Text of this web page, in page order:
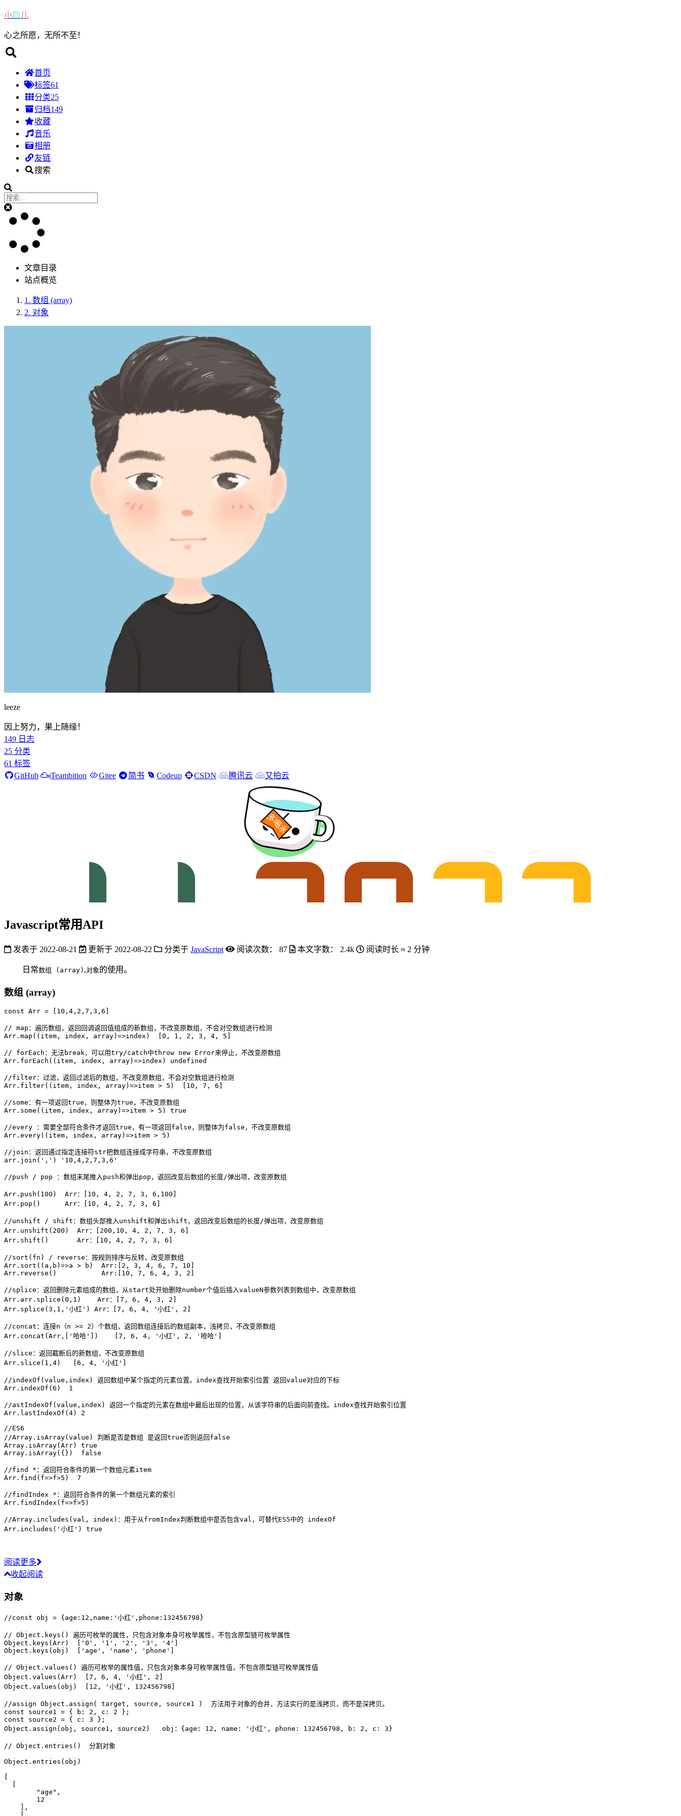
小四 儿
心之所愿，无所不至！
首页
标签61
分类25
归档149
收藏
音乐
相册
友链
搜索
文章目录
站点概览
1. 数组 (array)
2. 对象
leeze
因上努力，果上随缘！
149 日志
25 分类
61 标签
GitHub
Teambition Gitee 简书 Codeup CSDN 腾讯云 又拍云
多喝水
Javascript常用API
发表于 2022-08-21 更新于 2022-08-22 分类于 JavaScript 阅读次数： 87 本文字数： 2.4k 阅读时长 ≈ 2 分钟
日常数组 (array) ,对象 的使用。
数组 (array)
const Arr = 10 , 4 , 2 , 7 , 3 , 6
// map：遍历数组，返回回调返回值组成的新数组，不改变原数组，不会对空数组进行检测
Arr . map ( ( item , index , array) =>index ) 0 , 1 , 2 , 3 , 4 , 5
// forEach：无法break，可以用try/catch中throw new Error来停止，不改变原数组
Arr . forEach ( ( item , index , array) =>index ) undefined
//filter：过滤，返回过滤后的数组，不改变原数组，不会对空数组进行检测
Arr . filter( ( item , index , array) =>item > 5 ) 10 , 7 , 6
//some：有一项返回true，则整体为true，不改变原数组
Arr . some ( ( item , index , array) =>item > 5 ) true
//every ：需要全部符合条件才返回true，有一项返回false，则整体为false，不改变原数组
Arr . every( ( item , index , array) =>item > 5 )
//join：返回通过指定连接符str把数组连接成字符串，不改变原数组
arr . join ( ',' ) '10,4,2,7,3,6'
//push / pop ：数组末尾推入push和弹出pop，返回改变后数组的长度/弹出项，改变原数组
Arr . push ( 100 )
  Arr：
10 , 4 , 2 , 7 , 3 , 6 , 100
Arr . pop ( )
      Arr：
10 , 4 , 2 , 7 , 3 , 6
//unshift / shift：数组头部推入unshift和弹出shift，返回改变后数组的长度/弹出项，改变原数组
Arr . unshift ( 200 )
  Arr：
200 , 10 , 4 , 2 , 7 , 3 , 6
Arr . shift ( )
       Arr：
10 , 4 , 2 , 7 , 3 , 6
//sort(fn) / reverse：按规则排序与反转，改变原数组
Arr . sort ( ( a , b ) =>a > b )
  Arr
: 2 , 3 , 4 , 6 , 7 , 10
Arr . reverse ( )
           Arr
: 10 , 7 , 6 , 4 , 3 , 2
//splice：返回删除元素组成的数组，从start处开始删除number个值后插入valueN参数列表到数组中，改变原数组
Arr . arr . splice ( 0 , 1 )
    Arr：
7 , 6 , 4 , 3 , 2
Arr . splice ( 3 , 1 , '小红' ) Arr： 7 , 6 , 4 , '小红' , 2
//concat：连接n（n >= 2）个数组，返回数组连接后的数组副本，浅拷贝，不改变原数组
Arr . concat ( Arr , '哈哈' ) 7 , 6 , 4 , '小红' , 2 , '哈哈'
//slice：返回截断后的新数组，不改变原数组
Arr . slice ( 1 , 4) 6 , 4 , '小红'
//indexOf(value,index) 返回数组中某个指定的元素位置。index查找开始索引位置 返回value对应的下标
Arr . indexOf ( 6 ) 1
//astIndexOf(value,index) 返回一个指定的元素在数组中最后出现的位置，从该字符串的后面向前查找。index查找开始索引位置
Arr . lastIndexOf ( 4)
2
//ES6
//Array.isArray(value) 判断是否是数组 是返回true否则返回false
Array . isArray( Arr)
true
Array . isArray( { } ) false
//find *：返回符合条件的第一个数组元素item
Arr . find ( f=>f>5 ) 7
//findIndex *：返回符合条件的第一个数组元素的索引
Arr . findIndex ( f=>f>5 )
//Array.includes(val, index)：用于从fromIndex判断数组中是否包含val，可替代ES5中的 indexOf
Arr . includes ( '小红' ) true
阅读更多
收起阅读
对象
//const obj = {age:12,name:'小红',phone:132456798}
// Object.keys() 遍历可枚举的属性，只包含对象本身可枚举属性，不包含原型链可枚举属性
Object . keys (Arr) [ '0' , '1' , '2' , '3' , '4' ]
Object . keys (obj ) [ 'age' , 'name' , 'phone' ]
// Object.values() 遍历可枚举的属性值，只包含对象本身可枚举属性值，不包含原型链可枚举属性值
Object . values (Arr) [7 , 6 , 4 , '小红' , 2 ]
Object . values (obj ) [ 12 , '小红' , 132456798 ]
//assign Object.assign( target, source, source1 )  方法用于对象的合并，方法实行的是浅拷贝，而不是深拷贝。
const source1 = { b : 2 , c : 2 } ;
const source2 = { c : 3 } ;
Object . assign (obj , source1 , source2 )
   obj：
{age : 12 , name : '小红' , phone : 132456798 , b : 2 , c : 3}
// Object.entries()  分割对象
Object . entries (obj )
[
[
"age" ,
12
] ,